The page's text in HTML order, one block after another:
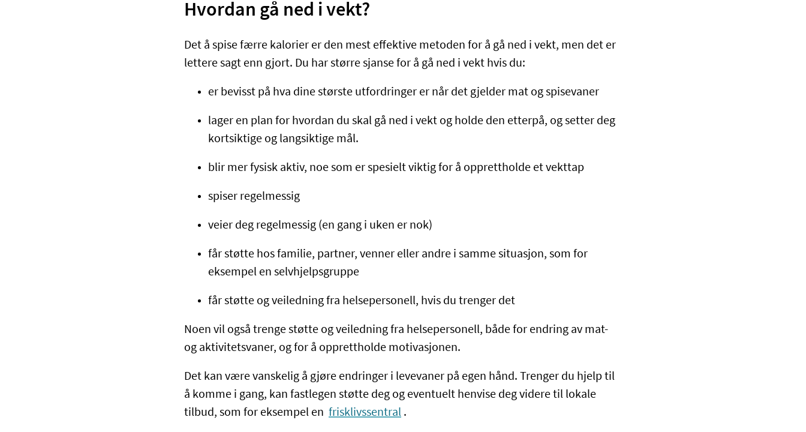
Hvordan gå ned i vekt?
Det å spise færre kalorier er den mest effektive metoden for å gå ned i vekt, men det er
lettere sagt enn gjort. Du har større sjanse for å gå ned i vekt hvis du:
er bevisst på hva dine største utfordringer er når det gjelder mat og spisevaner
lager en plan for hvordan du skal gå ned i vekt og holde den etterpå, og setter deg
kortsiktige og langsiktige mål.
blir mer fysisk aktiv, noe som er spesielt viktig for å opprettholde et vekttap
spiser regelmessig
veier deg regelmessig (en gang i uken er nok)
får støtte hos familie, partner, venner eller andre i samme situasjon, som for
eksempel en selvhjelpsgruppe
får støtte og veiledning fra helsepersonell, hvis du trenger det
Noen vil også trenge støtte og veiledning fra helsepersonell, både for endring av mat-
og aktivitetsvaner, og for å opprettholde motivasjonen.
Det kan være vanskelig å gjøre endringer i levevaner på egen hånd. Trenger du hjelp til
å komme i gang, kan fastlegen støtte deg og eventuelt henvise deg videre til lokale
tilbud, som for eksempel en frisklivssentral .